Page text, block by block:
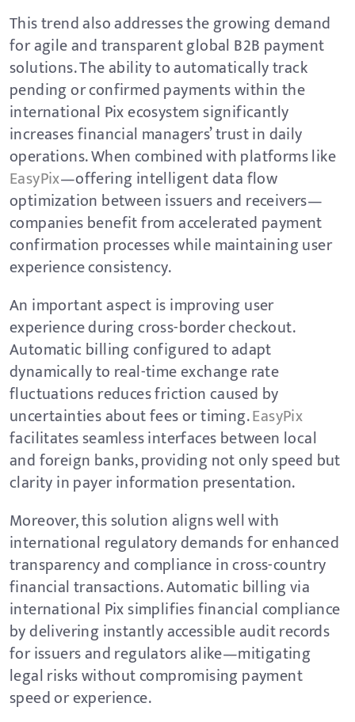
This trend also addresses the growing demand
for agile and transparent global B2B payment
solutions. The ability to automatically track
pending or confirmed payments within the
international Pix ecosystem significantly
increases financial managers’ trust in daily
operations. When combined with platforms like
EasyPix—offering intelligent data flow
optimization between issuers and receivers—
companies benefit from accelerated payment
confirmation processes while maintaining user
experience consistency.
An important aspect is improving user
experience during cross-border checkout.
Automatic billing configured to adapt
dynamically to real-time exchange rate
fluctuations reduces friction caused by
uncertainties about fees or timing.EasyPix
facilitates seamless interfaces between local
and foreign banks, providing not only speed but
clarity in payer information presentation.
Moreover, this solution aligns well with
international regulatory demands for enhanced
transparency and compliance in cross-country
financial transactions. Automatic billing via
international Pix simplifies financial compliance
by delivering instantly accessible audit records
for issuers and regulators alike—mitigating
legal risks without compromising payment
speed or experience.